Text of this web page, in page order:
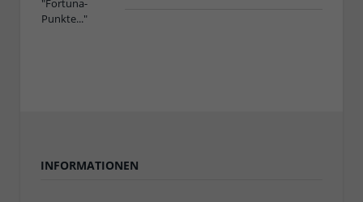
INFORMATIONEN